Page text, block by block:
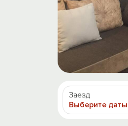
Заезд
Выберите даты